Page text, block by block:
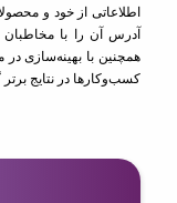
اطلاعاتی از خود و
آدرس آن را با
همچنین با بهینه‌سازی
کسب‌وکارها در نتایج